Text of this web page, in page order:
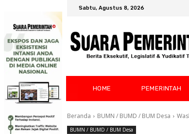
Sabtu, Agustus 8, 2026
HOME PEMERINTAH
Beranda BUMN / BUMD / BUM Desa
BUMN / BUMD / BUM Desa